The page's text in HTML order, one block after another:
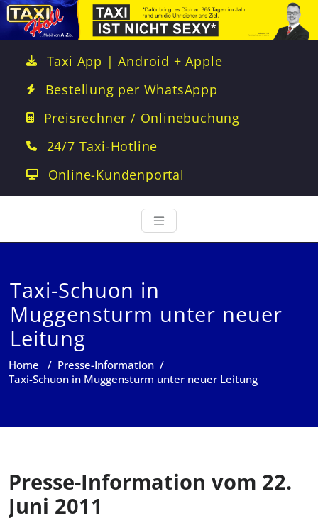
Taxi App | Android + Apple
Bestellung per WhatsAppp
Preisrechner / Onlinebuchung
24/7 Taxi-Hotline
Online-Kundenportal
Taxi-Schuon in
Muggensturm unter neuer
Leitung
Home / Presse-Information /
Taxi-Schuon in Muggensturm unter neuer Leitung
Presse-Information vom 22.
Juni 2011